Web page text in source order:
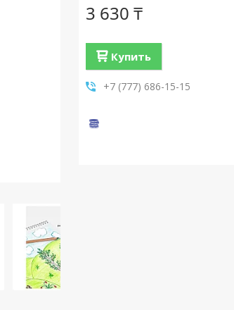
3 630 ₸
Купить
+7 (777) 686-15-15